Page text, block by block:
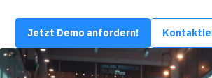
Jetzt Demo anfordern!